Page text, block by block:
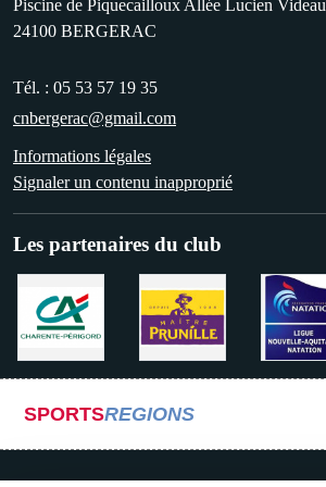
Piscine de Piquecailloux Allée Lucien Videau
24100 BERGERAC
Tél. : 05 53 57 19 35
cnbergerac@gmail.com
Informations légales
Signaler un contenu inapproprié
Les partenaires du club
SPORTSREGIONS